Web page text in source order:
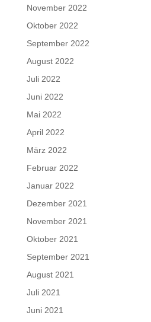
November 2022
Oktober 2022
September 2022
August 2022
Juli 2022
Juni 2022
Mai 2022
April 2022
März 2022
Februar 2022
Januar 2022
Dezember 2021
November 2021
Oktober 2021
September 2021
August 2021
Juli 2021
Juni 2021